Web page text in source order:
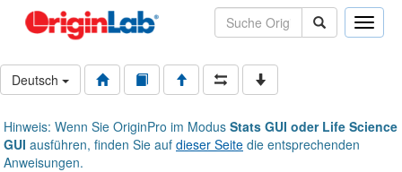
Toggle
Deutsch
Hinweis: Wenn Sie OriginPro im Modus Stats GUI oder Life Science
GUI ausführen, finden Sie auf dieser Seite die entsprechenden
Anweisungen.